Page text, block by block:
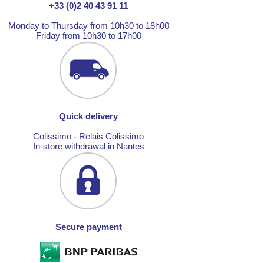
+33 (0)2 40 43 91 11
Monday to Thursday from 10h30 to 18h00
Friday from 10h30 to 17h00
Quick delivery
Colissimo - Relais Colissimo
In-store withdrawal in Nantes
Secure payment